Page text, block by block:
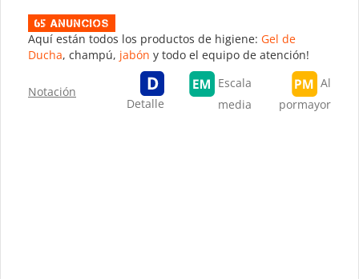
65 Anuncios
Aquí están todos los productos de higiene: Gel de
Ducha, champú, jabón y todo el equipo de atención!
Notación
Detalle
Escala
media
Al
pormayor